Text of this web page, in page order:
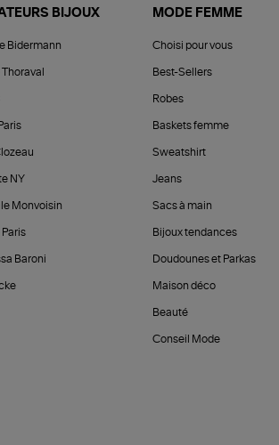
BIJOUX
Bidermann
NY
Monvoisin
Baroni
MODE FEMME
Choisi pour vous
Best-Sellers
Robes
Baskets femme
Sweatshirt
Jeans
Sacs à main
Bijoux tendances
Doudounes et Parkas
Maison déco
Beauté
Conseil Mode